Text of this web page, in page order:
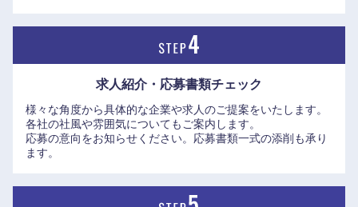
ての認定を受け、「次世代認定マーク」(愛称:くるみん)を取
求人紹介・応募書類チェック
様々な角度から具体的な企業や求人のご提案をいたします。
各社の社風や雰囲気についてもご案内します。
応募の意向をお知らせください。応募書類一式の添削も承り
ます。